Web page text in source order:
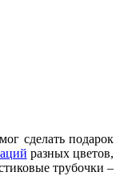
сделать подарок
разных цветов,
трубочки –